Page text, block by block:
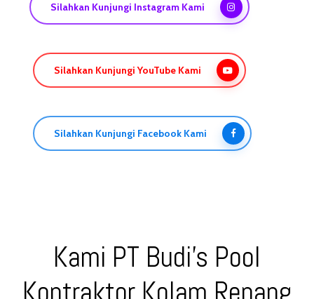
Silahkan Kunjungi Instagram Kami
Silahkan Kunjungi YouTube Kami
Silahkan Kunjungi Facebook Kami
Kami PT Budi’s Pool